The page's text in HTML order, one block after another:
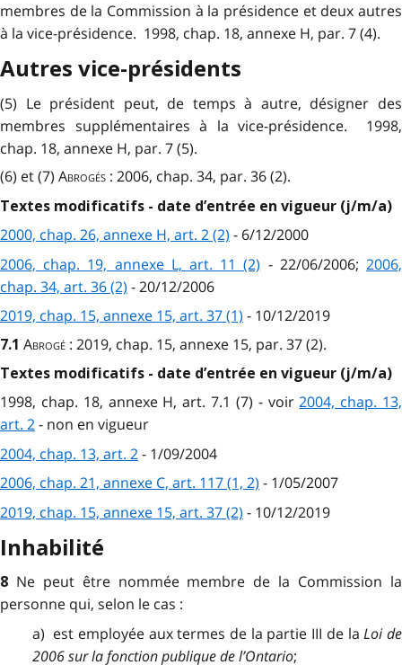
membres de la Commission à la présidence et deux autres
à la vice-présidence. 1998, chap. 18, annexe H, par. 7 (4).
Autres vice-présidents
(5) Le président peut, de temps à autre, désigner des
membres supplémentaires à la vice-présidence. 1998,
chap. 18, annexe H, par. 7 (5).
(6) et (7) Abrogés : 2006, chap. 34, par. 36 (2).
Textes modificatifs - date d’entrée en vigueur (j/m/a)
2000, chap. 26, annexe H, art. 2 (2) - 6/12/2000
2006, chap. 19, annexe L, art. 11 (2) - 22/06/2006;2006,
chap. 34, art. 36 (2) - 20/12/2006
2019, chap. 15, annexe 15, art. 37 (1) - 10/12/2019
7.1 Abrogé : 2019, chap. 15, annexe 15, par. 37 (2).
Textes modificatifs - date d’entrée en vigueur (j/m/a)
1998, chap. 18, annexe H, art. 7.1 (7) - voir2004, chap. 13,
art. 2- non en vigueur
2004, chap. 13, art. 2- 1/09/2004
2006, chap. 21, annexe C, art. 117 (1, 2) - 1/05/2007
2019, chap. 15, annexe 15, art. 37 (2) - 10/12/2019
Inhabilité
8 Ne peut être nommée membre de la Commission la
personne qui, selon le cas :
a) est employée aux termes de la partie III de laLoi de
2006 sur la fonction publique de l’Ontario;